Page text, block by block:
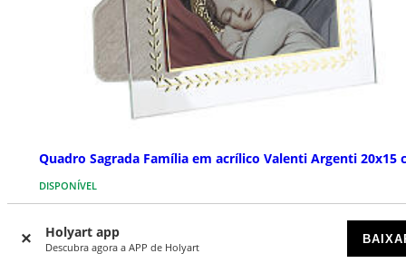
Holyart app
Descubra agora a APP de Holyart
Quadro Sagrada Família em acrílico Valenti Argenti 20x15
DISPONÍVEL
€ 53,90